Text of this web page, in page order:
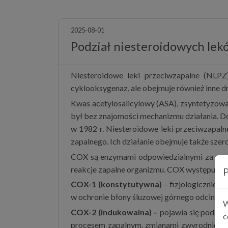
2025-08-01
Podział niesteroidowych
Niesteroidowe leki przeciwzapalne
cyklooksygenaz, ale obejmuje również inne
Kwas acetylosalicylowy (ASA),
był bez znajomości mechanizmu działania.
w 1982 r. Niesteroidowe leki
zapalnego. Ich działanie obejmuje także
COX są enzymami odpowiedzialnymi za
reakcje zapalne organizmu. COX występuje
COX-1 (konstytutywna) – fizjologicznie
w ochronie błony śluzowej górnego odcinka
COX-2 (indukowalna) – pojawia się pod
procesem zapalnym, zmianami